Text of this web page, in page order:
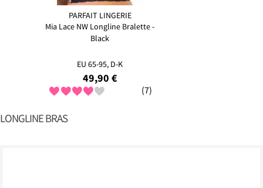
PARFAIT LINGERIE
Mia Lace NW Longline Bralette -
Black
EU 65-95, D-K
49,90 €
(7)
LONGLINE BRAS